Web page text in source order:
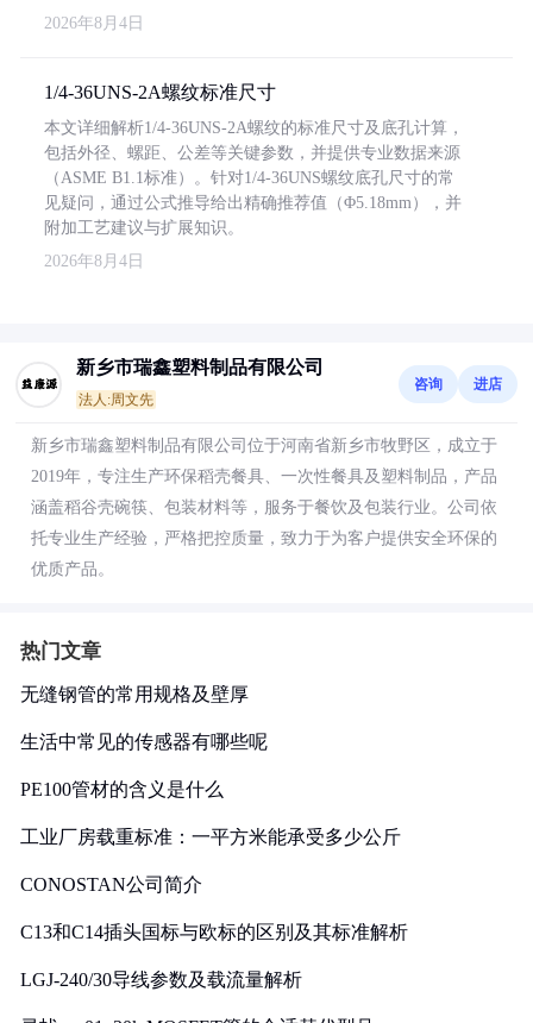
2026年8月4日
1/4-36UNS-2A螺纹标准尺寸
本文详细解析1/4-36UNS-2A螺纹的标准尺寸及底孔计算，
包括外径、螺距、公差等关键参数，并提供专业数据来源
（ASME B1.1标准）。针对1/4-36UNS螺纹底孔尺寸的常
见疑问，通过公式推导给出精确推荐值（Φ5.18mm），并
附加工艺建议与扩展知识。
2026年8月4日
新乡市瑞鑫塑料制品有限公司
法人:周文先
咨询 进店
新乡市瑞鑫塑料制品有限公司位于河南省新乡市牧野区，成立于
2019年，专注生产环保稻壳餐具、一次性餐具及塑料制品，产品
涵盖稻谷壳碗筷、包装材料等，服务于餐饮及包装行业。公司依
托专业生产经验，严格把控质量，致力于为客户提供安全环保的
优质产品。
热门文章
无缝钢管的常用规格及壁厚
生活中常见的传感器有哪些呢
PE100管材的含义是什么
工业厂房载重标准：一平方米能承受多少公斤
CONOSTAN公司简介
C13和C14插头国标与欧标的区别及其标准解析
LGJ-240/30导线参数及载流量解析